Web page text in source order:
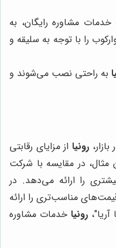
خدمات مشاوره رایگان، به
را با توجه به سلیقه و
به راحتی نصب می‌شوند و
رونیا از مزایای رقابتی
مثال، در مقایسه با شرکت
را ارائه می‌دهد. در
مناسب‌تری را ارائه
رونیا خدمات مشاوره